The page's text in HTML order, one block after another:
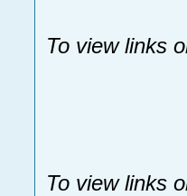
To view links
To view links